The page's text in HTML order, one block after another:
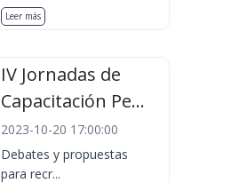
Leer más
IV Jornadas de
Capacitación Pe...
2023-10-20 17:00:00
Debates y propuestas
para recr...